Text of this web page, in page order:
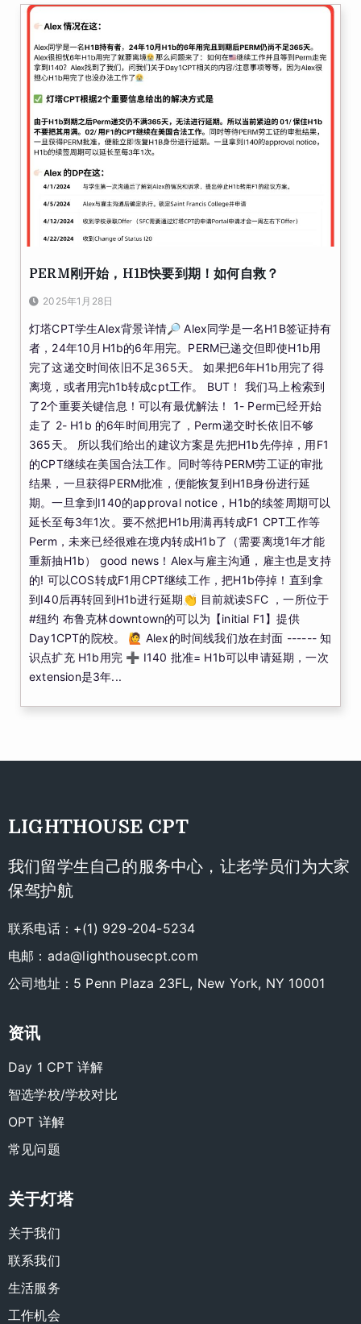
PERM刚开始，H1B快要到期！如何自救？
2025年1月28日
灯塔CPT学生Alex背景详情🔎 Alex同学是一名H1B签证持有
者，24年10月H1b的6年用完。PERM已递交但即使H1b用
完了这递交时间依旧不足365天。 如果把6年H1b用完了得
离境，或者用完h1b转成cpt工作。 BUT！ 我们马上检索到
了2个重要关键信息！可以有最优解法！ 1- Perm已经开始
走了 2- H1b 的6年时间用完了，Perm递交时长依旧不够
365天。 所以我们给出的建议方案是先把H1b先停掉，用F1
的CPT继续在美国合法工作。同时等待PERM劳工证的审批
结果，一旦获得PERM批准，便能恢复到H1B身份进行延
期。一旦拿到I140的approval notice，H1b的续签周期可以
延长至每3年1次。要不然把H1b用满再转成F1 CPT工作等
Perm，未来已经很难在境内转成H1b了（需要离境1年才能
重新抽H1b） good news！Alex与雇主沟通，雇主也是支持
的! 可以COS转成F1用CPT继续工作，把H1b停掉！直到拿
到I40后再转回到H1b进行延期👏 目前就读SFC ，一所位于
#纽约 布鲁克林downtown的可以为【initial F1】提供
Day1CPT的院校。 🙋 Alex的时间线我们放在封面 ------ 知
识点扩充 H1b用完 ➕ I140 批准= H1b可以申请延期，一次
extension是3年...
LIGHTHOUSE CPT
我们留学生自己的服务中心，让老学员们为大家
保驾护航
联系电话：+(1) 929-204-5234
电邮： ada@lighthousecpt.com
公司地址：5 Penn Plaza 23FL, New York, NY 10001
资讯
Day 1 CPT 详解
智选学校/学校对比
OPT 详解
常见问题
关于灯塔
关于我们
联系我们
生活服务
工作机会